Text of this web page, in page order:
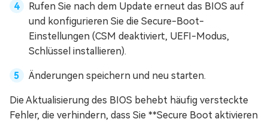
Rufen Sie nach dem Update erneut das BIOS auf
und konfigurieren Sie die Secure-Boot-
Einstellungen (CSM deaktiviert, UEFI-Modus,
Schlüssel installieren).
Änderungen speichern und neu starten.
Die Aktualisierung des BIOS behebt häufig versteckte
Fehler, die verhindern, dass Sie **Secure Boot aktivieren